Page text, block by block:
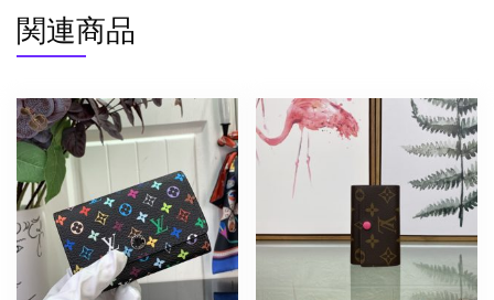
ル
テ
ク
レ
6
ダ
ミ
エ
ア
ズ
関連商品